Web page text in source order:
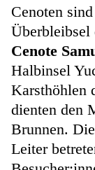
Cenoten
Cenote
Halbinsel
Karsthöhlen
dienten den
Brunnen.
Leiter